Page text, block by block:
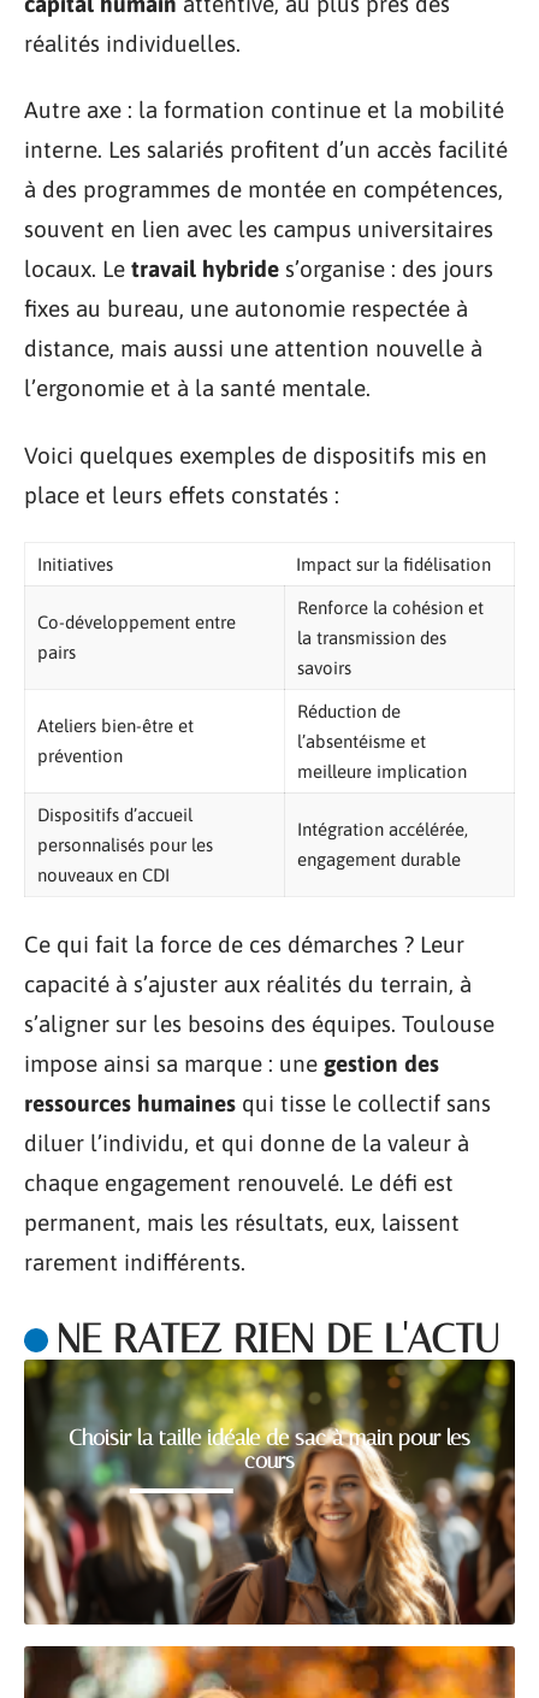
réalités individuelles.
Autre axe : la formation continue et la mobilité
interne. Les salariés profitent d’un accès facilité
à des programmes de montée en compétences,
souvent en lien avec les campus universitaires
locaux. Le travail hybride s’organise : des jours
fixes au bureau, une autonomie respectée à
distance, mais aussi une attention nouvelle à
l’ergonomie et à la santé mentale.
Voici quelques exemples de dispositifs mis en
place et leurs effets constatés :
Initiatives Impact sur la fidélisation
Co-développement entre
pairs
Renforce la cohésion et
la transmission des
savoirs
Ateliers bien-être et
prévention
Réduction de
l’absentéisme et
meilleure implication
Dispositifs d’accueil
personnalisés pour les
nouveaux en CDI
Intégration accélérée,
engagement durable
Ce qui fait la force de ces démarches ? Leur
capacité à s’ajuster aux réalités du terrain, à
s’aligner sur les besoins des équipes. Toulouse
impose ainsi sa marque : une gestion des
ressources humaines qui tisse le collectif sans
diluer l’individu, et qui donne de la valeur à
chaque engagement renouvelé. Le défi est
permanent, mais les résultats, eux, laissent
rarement indifférents.
NE RATEZ RIEN DE L'ACTU
Choisir la taille idéale de sac à main pour les
cours